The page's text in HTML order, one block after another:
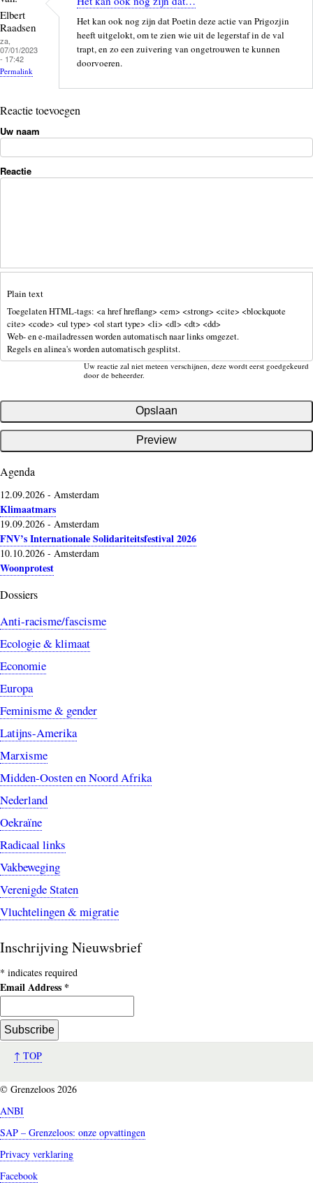
ok y
Elbert
Raadsen
za,
07/01/2023
- 17:42
Permalink
Het kan ook nog zijn dat Poetin deze actie van Prigozjin
heeft uitgelokt, om te zien wie uit de legerstaf in de val
trapt, en zo een zuivering van ongetrouwen te kunnen
doorvoeren.
Reactie toevoegen
Uw naam
Reactie
Plain text
Toegelaten HTML-tags: <a href hreflang> <em> <strong> <cite> <blockquote
cite> <code> <ul type> <ol start type> <li> <dl> <dt> <dd>
Web- en e-mailadressen worden automatisch naar links omgezet.
Regels en alinea's worden automatisch gesplitst.
Uw reactie zal niet meteen verschijnen, deze wordt eerst goedgekeurd
door de beheerder.
Agenda
12.09.2026 - Amsterdam
Klimaatmars
19.09.2026 - Amsterdam
FNV’s Internationale Solidariteitsfestival 2026
10.10.2026 - Amsterdam
Woonprotest
Dossiers
Anti-racisme/fascisme
Ecologie & klimaat
Economie
Europa
Feminisme & gender
Latijns-Amerika
Marxisme
Midden-Oosten en Noord Afrika
Nederland
Oekraïne
Radicaal links
Vakbeweging
Verenigde Staten
Vluchtelingen & migratie
Inschrijving Nieuwsbrief
* indicates required
Email Address *
↑ TOP
© Grenzeloos 2026
ANBI
SAP – Grenzeloos: onze opvattingen
Privacy verklaring
Facebook